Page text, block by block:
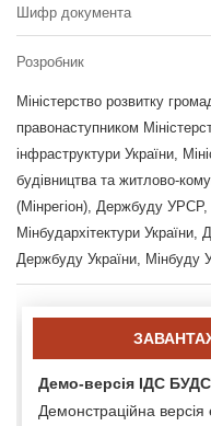
Шифр документа
Розробник
Міністерство розвитку
правонаступником
інфраструктури України,
будівництва та житлово-
(Мінрегіон), Держбуду УРСР,
Мінбудархітектури України,
Держбуду України, Мінбуду
Демо-версія ІДС
Демонстраційна версія